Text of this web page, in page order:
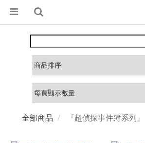
全部商品 『超偵探事件簿系列』